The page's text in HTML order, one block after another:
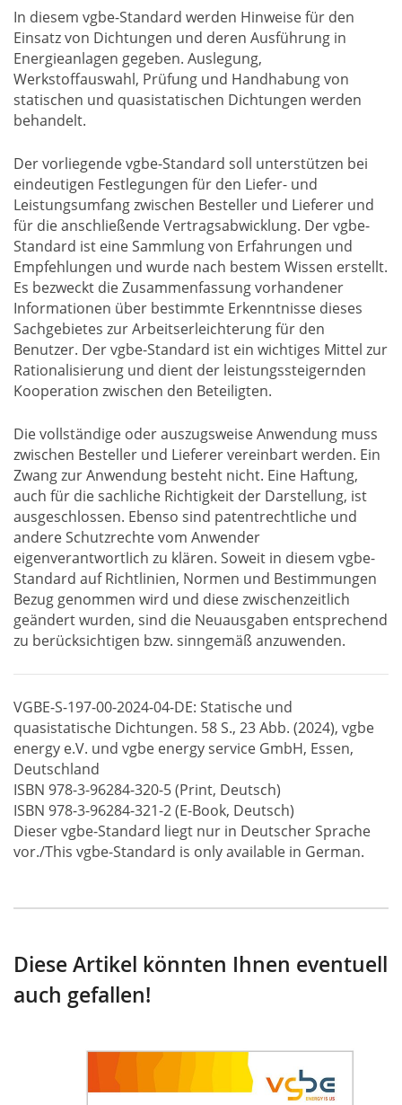
In diesem vgbe-Standard werden Hinweise für den
Einsatz von Dichtungen und deren Ausführung in
Energieanlagen gegeben. Auslegung,
Werkstoffauswahl, Prüfung und Handhabung von
statischen und quasistatischen Dichtungen werden
behandelt.
Der vorliegende vgbe-Standard soll unterstützen bei
eindeutigen Festlegungen für den Liefer- und
Leistungsumfang zwischen Besteller und Lieferer und
für die anschließende Vertragsabwicklung. Der vgbe-
Standard ist eine Sammlung von Erfahrungen und
Empfehlungen und wurde nach bestem Wissen erstellt.
Es bezweckt die Zusammenfassung vorhandener
Informationen über bestimmte Erkenntnisse dieses
Sachgebietes zur Arbeitserleichterung für den
Benutzer. Der vgbe-Standard ist ein wichtiges Mittel zur
Rationalisierung und dient der leistungssteigernden
Kooperation zwischen den Beteiligten.
Die vollständige oder auszugsweise Anwendung muss
zwischen Besteller und Lieferer vereinbart werden. Ein
Zwang zur Anwendung besteht nicht. Eine Haftung,
auch für die sachliche Richtigkeit der Darstellung, ist
ausgeschlossen. Ebenso sind patentrechtliche und
andere Schutzrechte vom Anwender
eigenverantwortlich zu klären. Soweit in diesem vgbe-
Standard auf Richtlinien, Normen und Bestimmungen
Bezug genommen wird und diese zwischenzeitlich
geändert wurden, sind die Neuausgaben entsprechend
zu berücksichtigen bzw. sinngemäß anzuwenden.
VGBE-S-197-00-2024-04-DE: Statische und
quasistatische Dichtungen. 58 S., 23 Abb. (2024), vgbe
energy e.V. und vgbe energy service GmbH, Essen,
Deutschland
ISBN 978-3-96284-320-5 (Print, Deutsch)
ISBN 978-3-96284-321-2 (E-Book, Deutsch)
Dieser vgbe-Standard liegt nur in Deutscher Sprache
vor./This vgbe-Standard is only available in German.
Diese Artikel könnten Ihnen eventuell
auch gefallen!